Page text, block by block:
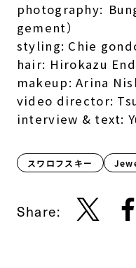
photography:
gement）
styling: Chie
hair: Hirokazu
makeup: Arina
video director:
interview & text:
スワロフスキー
Share: